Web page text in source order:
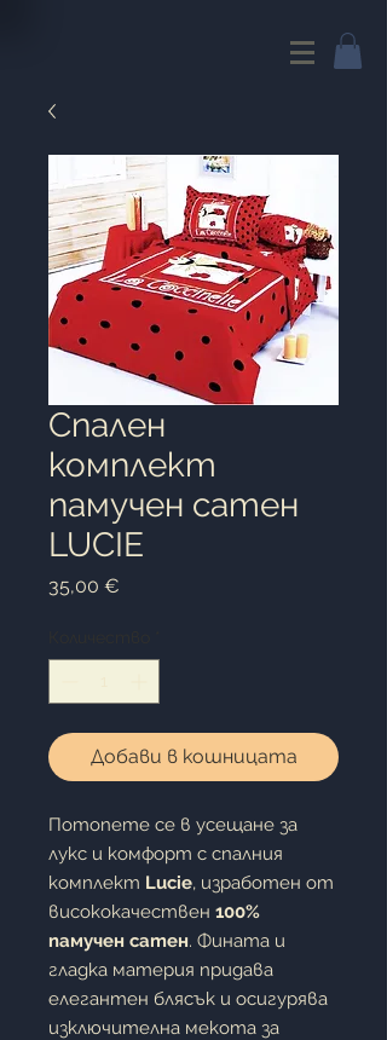
Спален
комплект
памучен сатен
LUCIE
35,00 €
Добави в кошницата
Потопете се в усещане за
лукс и комфорт с спалния
комплект Lucie, изработен от
висококачествен 100%
памучен сатен. Фината и
гладка материя придава
елегантен блясък и осигурява
изключителна мекота за